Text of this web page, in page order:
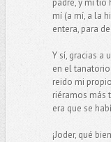
padre, y mi tío
mí (a mí, a la
entera, para
Y sí, gracias a
en el
reido mi
riéramos más
era que se
¡Joder, qué